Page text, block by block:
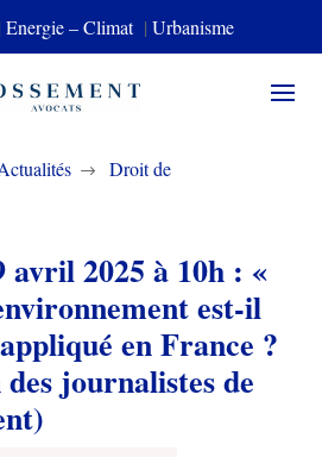
Energie – Climat | Urbanisme
$
Droit de
2025 à 10h : «
est-il
en France ?
journalistes de